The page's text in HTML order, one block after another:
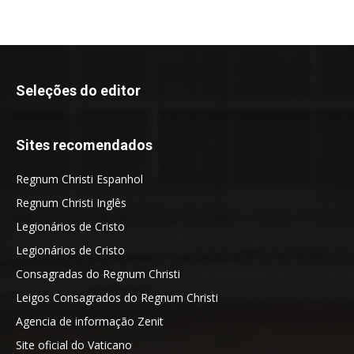
Seleções do editor
Sites recomendados
Regnum Christi Espanhol
Regnum Christi Inglês
Legionários de Cristo
Legionários de Cristo
Consagradas do Regnum Christi
Leigos Consagrados do Regnum Christi
Agencia de informação Zenit
Site oficial do Vaticano